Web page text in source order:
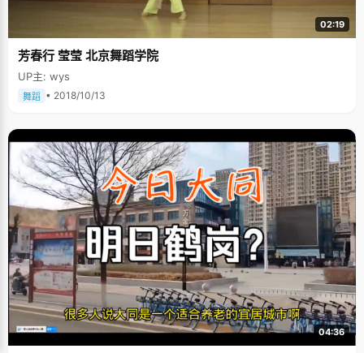
02:19
芳春行 莹莹 北京舞蹈学院
UP主: wys
舞蹈 • 2018/10/13
04:36